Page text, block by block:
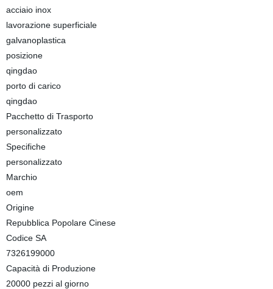
acciaio inox
lavorazione superficiale
galvanoplastica
posizione
qingdao
porto di carico
qingdao
Pacchetto di Trasporto
personalizzato
Specifiche
personalizzato
Marchio
oem
Origine
Repubblica Popolare Cinese
Codice SA
7326199000
Capacità di Produzione
20000 pezzi al giorno